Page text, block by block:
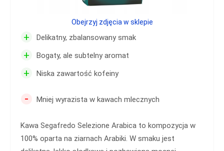
+ Delikatny, zbalansowany smak
+ Bogaty, ale subtelny aromat
+ Niska zawartość kofeiny
- Mniej wyrazista w kawach mlecznych
Kawa Segafredo Selezione Arabica to kompozycja w
100% oparta na ziarnach Arabiki. W smaku jest
Obejrzyj zdjęcia w sklepie